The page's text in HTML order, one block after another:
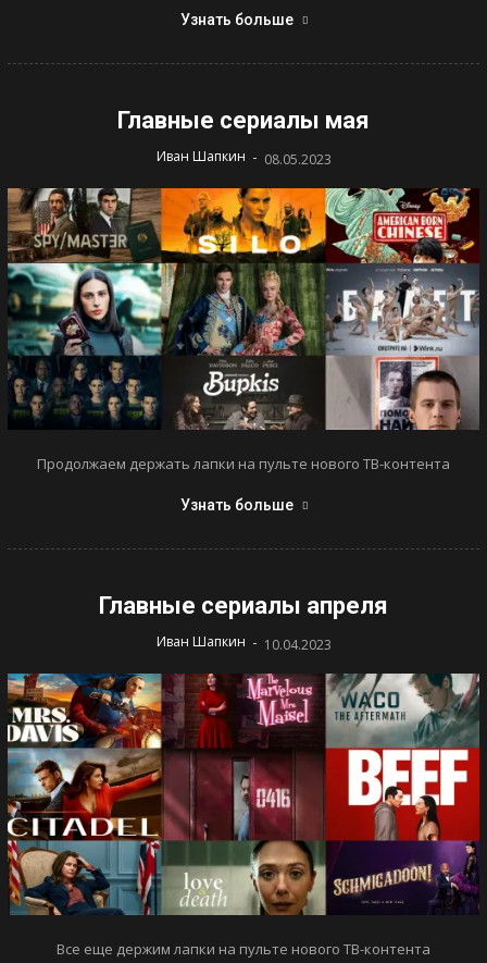
Узнать больше
Главные сериалы мая
Иван Шапкин - 08.05.2023
Продолжаем держать лапки на пульте нового ТВ-контента
Узнать больше
Главные сериалы апреля
Иван Шапкин - 10.04.2023
Все еще держим лапки на пульте нового ТВ-контента